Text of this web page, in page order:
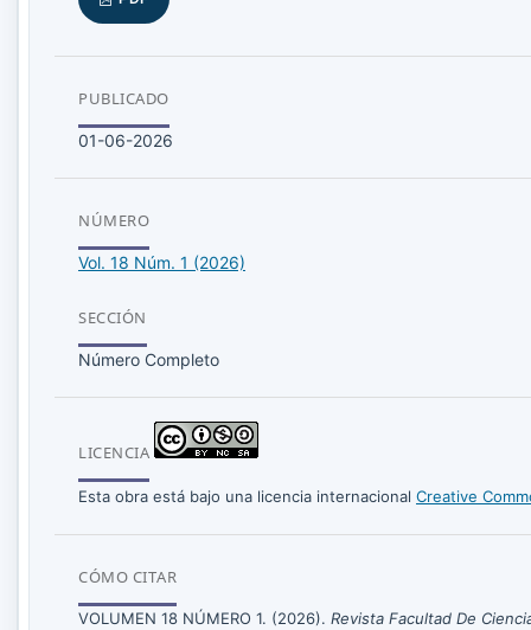
PUBLICADO
01-06-2026
NÚMERO
Vol. 18 Núm. 1 (2026)
SECCIÓN
Número Completo
LICENCIA
Esta obra está bajo una licencia internacional Creative
CÓMO CITAR
VOLUMEN 18 NÚMERO 1. (2026). Revista Facultad De